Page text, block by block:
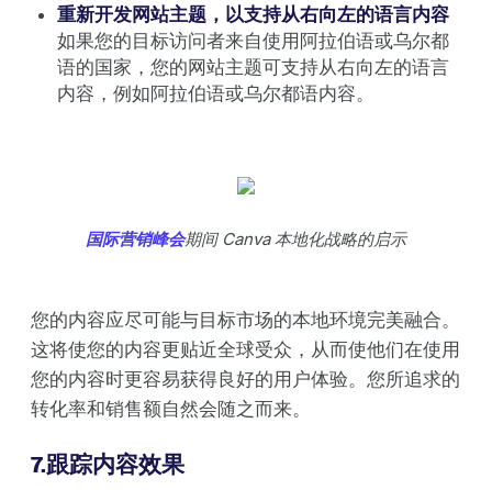
重新开发网站主题，以支持从右向左的语言内容
如果您的目标访问者来自使用阿拉伯语或乌尔都
语的国家，您的网站主题可支持从右向左的语言
内容，例如阿拉伯语或乌尔都语内容。
国际营销峰会期间 Canva 本地化战略的启示
您的内容应尽可能与目标市场的本地环境完美融合。
这将使您的内容更贴近全球受众，从而使他们在使用
您的内容时更容易获得良好的用户体验。您所追求的
转化率和销售额自然会随之而来。
7.跟踪内容效果